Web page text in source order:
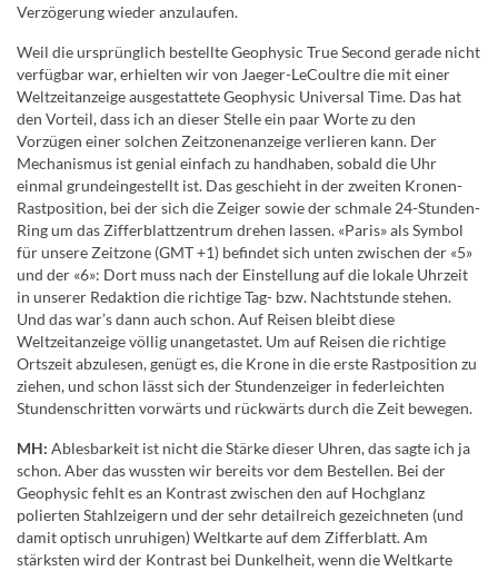
Verzögerung wieder anzulaufen.
Weil die ursprünglich bestellte Geophysic True Second gerade nicht
verfügbar war, erhielten wir von Jaeger-LeCoultre die mit einer
Weltzeitanzeige ausgestattete Geophysic Universal Time. Das hat
den Vorteil, dass ich an dieser Stelle ein paar Worte zu den
Vorzügen einer solchen Zeitzonenanzeige verlieren kann. Der
Mechanismus ist genial einfach zu handhaben, sobald die Uhr
einmal grundeingestellt ist. Das geschieht in der zweiten Kronen-
Rastposition, bei der sich die Zeiger sowie der schmale 24-Stunden-
Ring um das Zifferblattzentrum drehen lassen. «Paris» als Symbol
für unsere Zeitzone (GMT +1) befindet sich unten zwischen der «5»
und der «6»: Dort muss nach der Einstellung auf die lokale Uhrzeit
in unserer Redaktion die richtige Tag- bzw. Nachtstunde stehen.
Und das war’s dann auch schon. Auf Reisen bleibt diese
Weltzeitanzeige völlig unangetastet. Um auf Reisen die richtige
Ortszeit abzulesen, genügt es, die Krone in die erste Rastposition zu
ziehen, und schon lässt sich der Stundenzeiger in federleichten
Stundenschritten vorwärts und rückwärts durch die Zeit bewegen.
MH: Ablesbarkeit ist nicht die Stärke dieser Uhren, das sagte ich ja
schon. Aber das wussten wir bereits vor dem Bestellen. Bei der
Geophysic fehlt es an Kontrast zwischen den auf Hochglanz
polierten Stahlzeigern und der sehr detailreich gezeichneten (und
damit optisch unruhigen) Weltkarte auf dem Zifferblatt. Am
stärksten wird der Kontrast bei Dunkelheit, wenn die Weltkarte